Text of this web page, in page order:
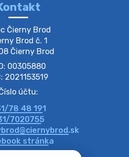
odpadu plastu-
že v stredu 05. augusta
odpadu plastu. Prosíme
s odpadom vyložili pred dom už
firma F…
prerušení dodávky
v určitých dňoch bude v
obce plánované prerušenie
Čierny Brod
Brod č. 1
Čierny Brod
00305880
2021153519
účtu:
78 48 191
7020755
stránka